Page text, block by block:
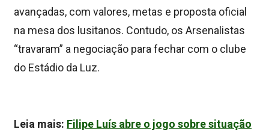
avançadas, com valores, metas e proposta oficial
na mesa dos lusitanos. Contudo, os Arsenalistas
“travaram” a negociação para fechar com o clube
do Estádio da Luz.
Leia mais: Filipe Luís abre o jogo sobre situação